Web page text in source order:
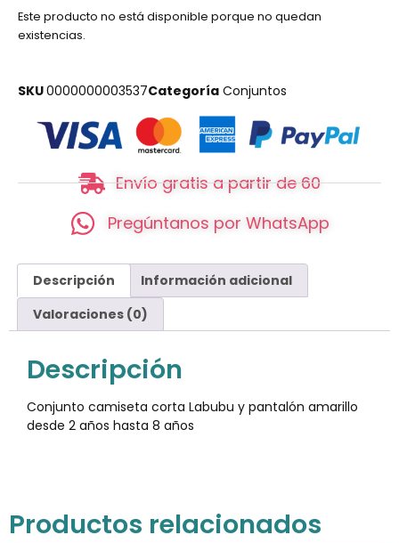
Este producto no está disponible porque no quedan
existencias.
SKU0000000003537Categoría Conjuntos
Envío gratis a partir de 60
Pregúntanos por WhatsApp
Descripción
Información adicional
Valoraciones (0)
Descripción
Conjunto camiseta corta Labubu y pantalón amarillo
desde 2 años hasta 8 años
Productos relacionados